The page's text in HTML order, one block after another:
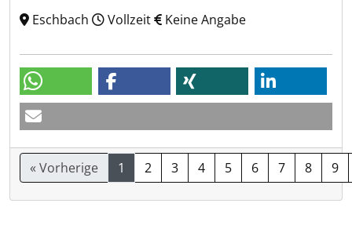
Eschbach
Vollzeit Keine Angabe
« Vorherige 1 2 3 4 5 6 7 8 9